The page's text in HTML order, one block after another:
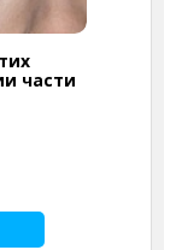
части